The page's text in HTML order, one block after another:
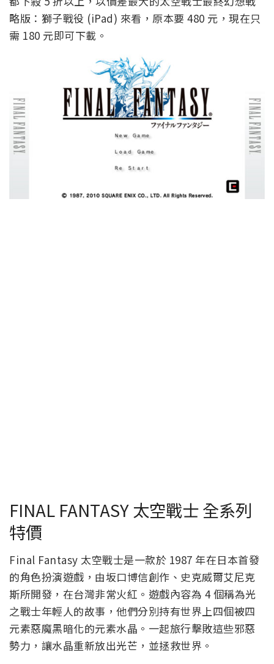
略版：獅子戰役 (iPad) 來看，原本要 480 元，現在只
需 180 元即可下載。
FINAL FANTASY 太空戰士 全系列
特價
Final Fantasy 太空戰士是一款於 1987 年在日本首發
的角色扮演遊戲，由坂口博信創作、史克威爾艾尼克
斯所開發，在台灣非常火紅。遊戲內容為 4 個稱為光
之戰士年輕人的故事，他們分別持有世界上四個被四
元素惡魔黑暗化的元素水晶。一起旅行擊敗這些邪惡
勢力，讓水晶重新放出光芒，並拯救世界。